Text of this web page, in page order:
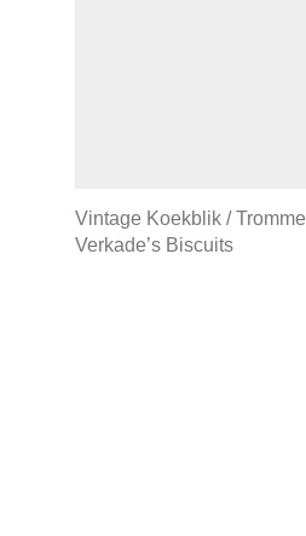
Vintage Koekblik / Trommel
Verkade’s Biscuits